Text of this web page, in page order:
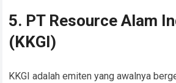
5. PT Resource Alam
(KKGI)
KKGI adalah emiten yang awalnya